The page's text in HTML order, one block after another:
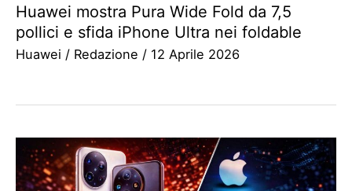
Huawei mostra Pura Wide Fold da 7,5
pollici e sfida iPhone Ultra nei foldable
Huawei / Redazione / 12 Aprile 2026